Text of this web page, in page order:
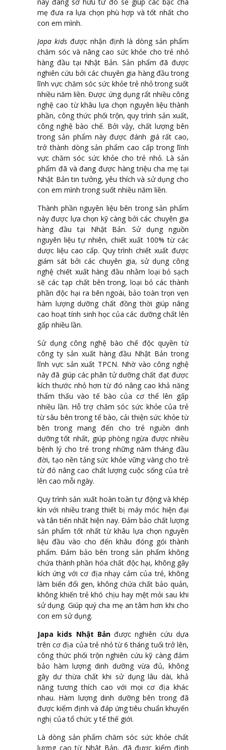
mẹ đưa ra lựa chọn phù hợp và tốt nhất cho
con em mình.
Japa kids được nhận định là dòng sản phẩm
chăm sóc và nâng cao sức khỏe cho trẻ nhỏ
hàng đầu tại Nhật Bản. Sản phẩm đã được
nghiên cứu bởi các chuyên gia hàng đầu trong
lĩnh vực chăm sóc sức khỏe trẻ nhỏ trong suốt
nhiều năm liền. Được ứng dụng rất nhiều công
nghệ cao từ khâu lựa chọn nguyên liệu thành
phần, công thức phối trộn, quy trình sản xuất,
công nghệ bào chế. Bởi vậy, chất lượng bên
trong sản phẩm này được đánh giá rất cao,
trở thành dòng sản phẩm cao cấp trong lĩnh
vực chăm sóc sức khỏe cho trẻ nhỏ. Là sản
phẩm đã và đang được hàng triệu cha mẹ tại
Nhật Bản tin tưởng, yêu thích và sử dụng cho
con em mình trong suốt nhiều năm liền.
Thành phần nguyên liệu bên trong sản phẩm
này được lựa chọn kỹ càng bởi các chuyên gia
hàng đầu tại Nhật Bản. Sử dụng nguồn
nguyên liệu tự nhiên, chiết xuất 100% từ các
dược liệu cao cấp. Quy trình chiết xuất được
giám sát bởi các chuyên gia, sử dụng công
nghệ chiết xuất hàng đầu nhằm loại bỏ sạch
sẽ các tạp chất bên trong, loại bỏ các thành
phần độc hại ra bên ngoài, bảo toàn trọn vẹn
hàm lượng dưỡng chất đồng thời giúp nâng
cao hoạt tính sinh học của các dưỡng chất lên
gấp nhiều lần.
Sử dụng công nghệ bào chế độc quyền từ
công ty sản xuất hàng đầu Nhật Bản trong
lĩnh vực sản xuất TPCN. Nhờ vào công nghệ
này đã giúp các phân tử dưỡng chất đạt được
kích thước nhỏ hơn từ đó nâng cao khả năng
thẩm thấu vào tế bào của cơ thể lên gấp
nhiều lần. Hỗ trợ chăm sóc sức khỏe của trẻ
từ sâu bên trong tế bào, cải thiện sức khỏe từ
bên trong mang đến cho trẻ nguồn dinh
dưỡng tốt nhất, giúp phòng ngừa được nhiều
bệnh lý cho trẻ trong những năm tháng đầu
đời, tạo nền tảng sức khỏe vững vàng cho trẻ
từ đó nâng cao chất lượng cuộc sống của trẻ
lên cao mỗi ngày.
Quy trình sản xuất hoàn toàn tự động và khép
kín với nhiều trang thiết bị máy móc hiện đại
và tân tiến nhất hiện nay. Đảm bảo chất lượng
sản phẩm tốt nhất từ khâu lựa chọn nguyên
liệu đầu vào cho đến khâu đóng gói thành
phẩm. Đảm bảo bên trong sản phẩm không
chứa thành phần hóa chất độc hại, không gây
kích ứng với cơ địa nhạy cảm của trẻ, không
làm biến đổi gen, không chứa chất bảo quản,
không khiến trẻ khó chịu hay mệt mỏi sau khi
sử dụng. Giúp quý cha mẹ an tâm hơn khi cho
con em sử dụng.
Japa kids Nhật Bảnđược nghiên cứu dựa
trên cơ địa của trẻ nhỏ từ 6 tháng tuổi trở lên,
công thức phối trộn nghiên cứu kỹ càng đảm
bảo hàm lượng dinh dưỡng vừa đủ, không
gây dư thừa chất khi sử dụng lâu dài, khả
năng tương thích cao với mọi cơ địa khác
nhau. Hàm lượng dinh dưỡng bên trong đã
được kiểm định và đáp ứng tiêu chuẩn khuyến
nghị của tổ chức y tế thế giới.
Là dòng sản phẩm chăm sóc sức khỏe chất
lượng cao từ Nhật Bản, đã được kiểm định